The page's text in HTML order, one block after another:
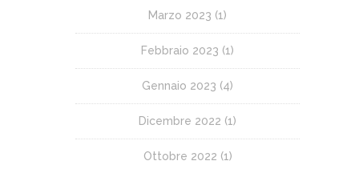
Marzo 2023 (1)
Febbraio 2023 (1)
Gennaio 2023 (4)
Dicembre 2022 (1)
Ottobre 2022 (1)